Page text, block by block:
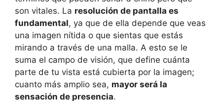
son vitales. La resolución de pantalla es
fundamental, ya que de ella depende que veas
una imagen nítida o que sientas que estás
mirando a través de una malla. A esto se le
suma el campo de visión, que define cuánta
parte de tu vista está cubierta por la imagen;
cuanto más amplio sea, mayor será la
sensación de presencia.